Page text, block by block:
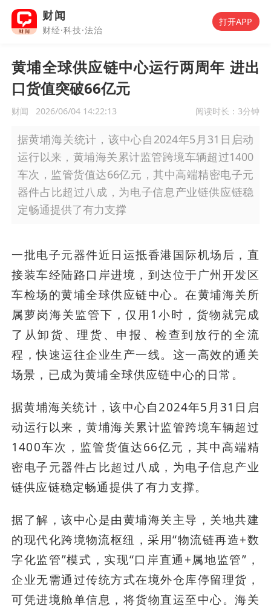
财闻
财经·科技·法治
打开APP
黄埔全球供应链中心运行两周年 进出
口货值突破66亿元
财闻 2026/06/04 14:22:13 阅读时长： 3分钟
据黄埔海关统计，该中心自2024年5月31日启动
运行以来，黄埔海关累计监管跨境车辆超过1400
车次，监管货值达66亿元，其中高端精密电子元
器件占比超过八成，为电子信息产业链供应链稳
定畅通提供了有力支撑
一批电子元器件近日运抵香港国际机场后，直
接装车经陆路口岸进境，到达位于广州开发区
车检场的黄埔全球供应链中心。在黄埔海关所
属萝岗海关监管下，仅用1小时，货物就完成
了从卸货、理货、申报、检查到放行的全流
程，快速运往企业生产一线。这一高效的通关
场景，已成为黄埔全球供应链中心的日常。
据黄埔海关统计，该中心自2024年5月31日启
动运行以来，黄埔海关累计监管跨境车辆超过
1400车次，监管货值达66亿元，其中高端精
密电子元器件占比超过八成，为电子信息产业
链供应链稳定畅通提供了有力支撑。
据了解，该中心是由黄埔海关主导，关地共建
的现代化跨境物流枢纽，采用“物流链再造+数
字化监管”模式，实现“口岸直通+属地监管”，
企业无需通过传统方式在境外仓库停留理货，
可凭进境舱单信息，将货物直运至中心。海关